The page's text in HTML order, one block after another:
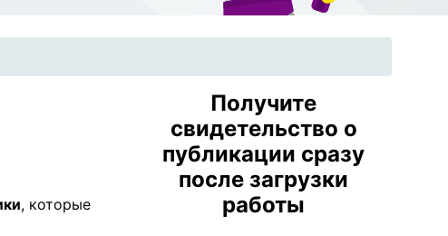
, которые
Получите
свидетельство о
публикации сразу
после загрузки
работы